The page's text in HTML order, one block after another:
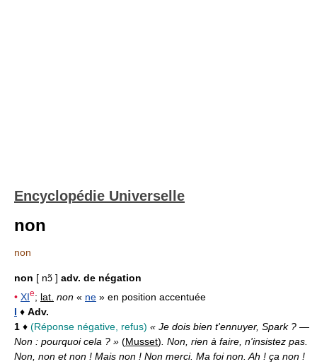
Encyclopédie Universelle
non
non
non [ nɔ̃ ] adv. de négation
• XIe; lat. non « ne » en position accentuée
I ♦ Adv.
1 ♦ (Réponse négative, refus) « Je dois bien t'ennuyer, Spark ? —
Non : pourquoi cela ? » (Musset) . Non, rien à faire, n'insistez pas.
Non, non et non ! Mais non ! Non merci. Ma foi non. Ah ! ça non !